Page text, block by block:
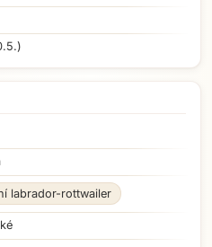
labrador-rottwailer